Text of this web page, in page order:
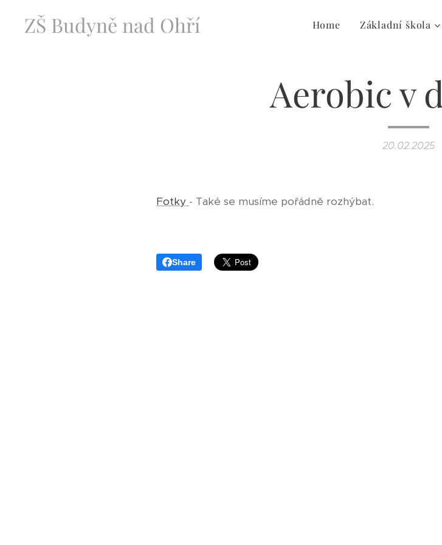
ZŠ Budyně nad Ohří Home Základní škola
Aerobic v
20.02.2025
Fotky - Také se musíme pořádně rozhýbat.
Share